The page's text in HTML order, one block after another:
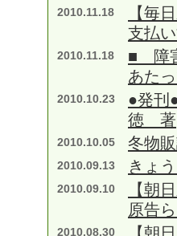
2010.11.18
【毎
支払
2010.11.18
■ 障
あた
2010.10.23
●発刊
徳 著
2010.10.05 冬物
2010.09.13 きょ
2010.09.10
【朝
原告
2010.08.30